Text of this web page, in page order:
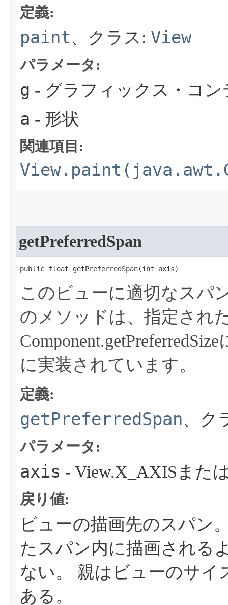
定義:
paint、クラス: View
パラメータ:
g - グラフィックス・コン
a - 形状
関連項目:
getPreferredSpan
public float getPreferredSpan​(int axis)
このビューに適切なスパ
のメソッドは、指定され
に実装されています。
定義:
getPreferredSpan、ク
パラメータ:
axis - View.X_AXISまた
戻り値:
ビューの描画先のスパン
たスパン内に描画される
ない。
親はビューのサイ
ある。